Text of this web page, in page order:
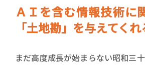
ＡＩを含む情報技術に
「土地勘」を与えてくれ
まだ高度成長が始まらない昭和三